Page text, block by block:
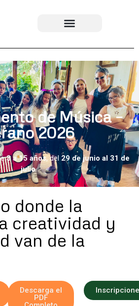
de Música –
2026
3 a 15 años, del 29 de junio al 31 de
julio.
donde la
creatividad y
van de la
Descarga el
PDF